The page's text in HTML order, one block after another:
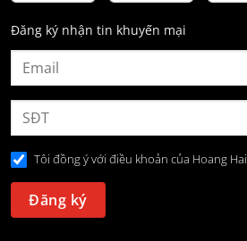
Đăng ký nhận tin khuyến mại
Tôi đồng ý với điều khoản của Hoang Hai